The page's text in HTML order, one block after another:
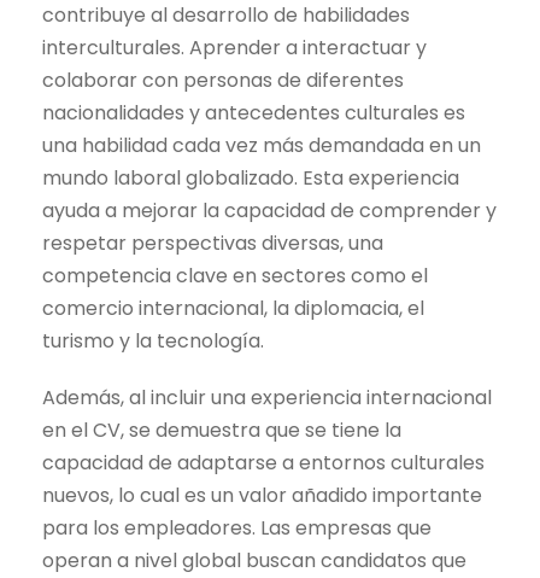
contribuye al desarrollo de habilidades
interculturales. Aprender a interactuar y
colaborar con personas de diferentes
nacionalidades y antecedentes culturales es
una habilidad cada vez más demandada en un
mundo laboral globalizado. Esta experiencia
ayuda a mejorar la capacidad de comprender y
respetar perspectivas diversas, una
competencia clave en sectores como el
comercio internacional, la diplomacia, el
turismo y la tecnología.
Además, al incluir una experiencia internacional
en el CV, se demuestra que se tiene la
capacidad de adaptarse a entornos culturales
nuevos, lo cual es un valor añadido importante
para los empleadores. Las empresas que
operan a nivel global buscan candidatos que